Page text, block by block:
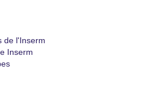
de l'Inserm
Inserm